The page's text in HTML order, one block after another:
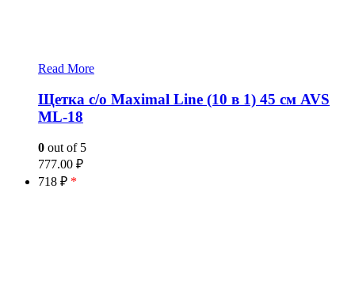
Read More
Щетка с/о Maximal Line (10 в 1) 45 см AVS
ML-18
0 out of 5
777.00 ₽
718 ₽ *